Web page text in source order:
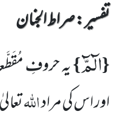
تفسیر : ‎صراط الجنان
{الٓمّٓ}یہ حروفِ
اور اس کی مراداللہ